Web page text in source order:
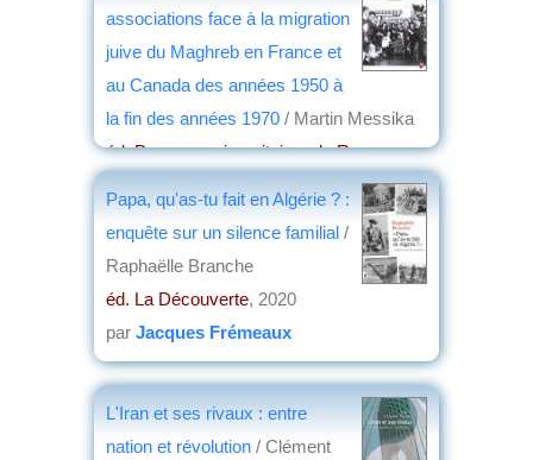
associations face à la migration
juive du Maghreb en France et
au Canada des années 1950 à
la fin des années 1970 / Martin Messika
éd. Presses universitaires de Rennes,
Papa, qu'as-tu fait en Algérie ? :
enquête sur un silence familial /
Raphaëlle Branche
éd. La Découverte, 2020
par Jacques Frémeaux
L'Iran et ses rivaux : entre
nation et révolution / Clément